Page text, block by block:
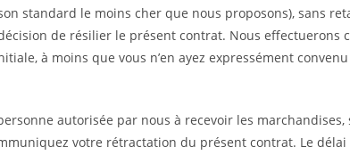
standard le moins cher que nous proposons), sans
de résilier le présent contrat. Nous effectuerons
à moins que vous n’en ayez expressément
autorisée par nous à recevoir les
votre rétractation du présent contrat. Le